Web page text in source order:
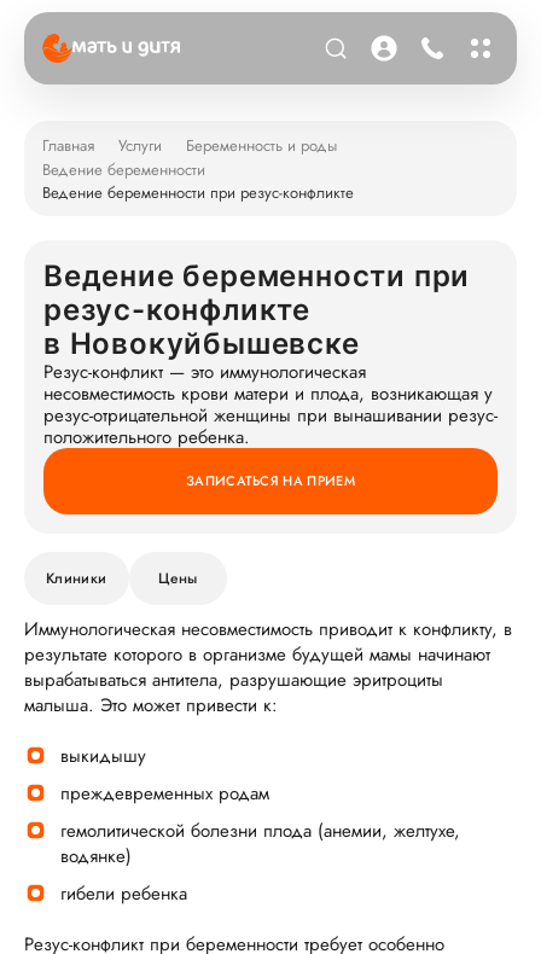
Главная Услуги
Беременность и роды
Ведение беременности
Ведение беременности при резус-конфликте
Ведение беременности при
резус-конфликте
в Новокуйбышевске
Резус-конфликт — это иммунологическая
несовместимость крови матери и плода, возникающая у
резус-отрицательной женщины при вынашивании резус-
положительного ребенка.
ЗАПИСАТЬСЯ НА ПРИЕМ
Клиники Цены
Иммунологическая несовместимость приводит к конфликту, в
результате которого в организме будущей мамы начинают
вырабатываться антитела, разрушающие эритроциты
малыша. Это может привести к:
выкидышу
преждевременных родам
гемолитической болезни плода (анемии, желтухе,
водянке)
гибели ребенка
Резус-конфликт при беременности требует особенно